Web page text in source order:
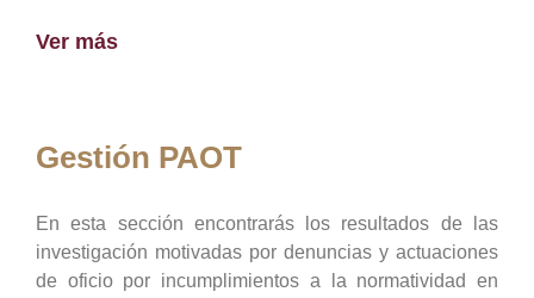
Ver más
Gestión PAOT
En esta sección encontrarás los resultados de las
investigación motivadas por denuncias y actuaciones
de oficio por incumplimientos a la normatividad en